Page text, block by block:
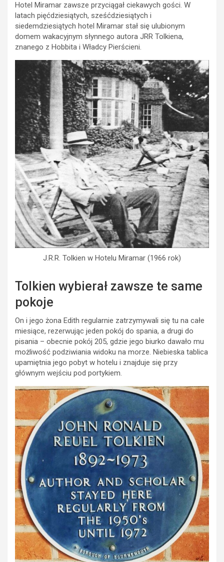
Hotel Miramar zawsze przyciągał ciekawych gości. W
latach pięćdziesiątych, sześćdziesiątych i
siedemdziesiątych hotel Miramar stał się ulubionym
domem wakacyjnym słynnego autora JRR Tolkiena,
znanego z Hobbita i Władcy Pierścieni.
J.R.R. Tolkien w Hotelu Miramar (1966 rok)
Tolkien wybierał zawsze te same
pokoje
On i jego żona Edith regularnie zatrzymywali się tu na całe
miesiące, rezerwując jeden pokój do spania, a drugi do
pisania – obecnie pokój 205, gdzie jego biurko dawało mu
możliwość podziwiania widoku na morze. Niebieska tablica
upamiętnia jego pobyt w hotelu i znajduje się przy
głównym wejściu pod portykiem.